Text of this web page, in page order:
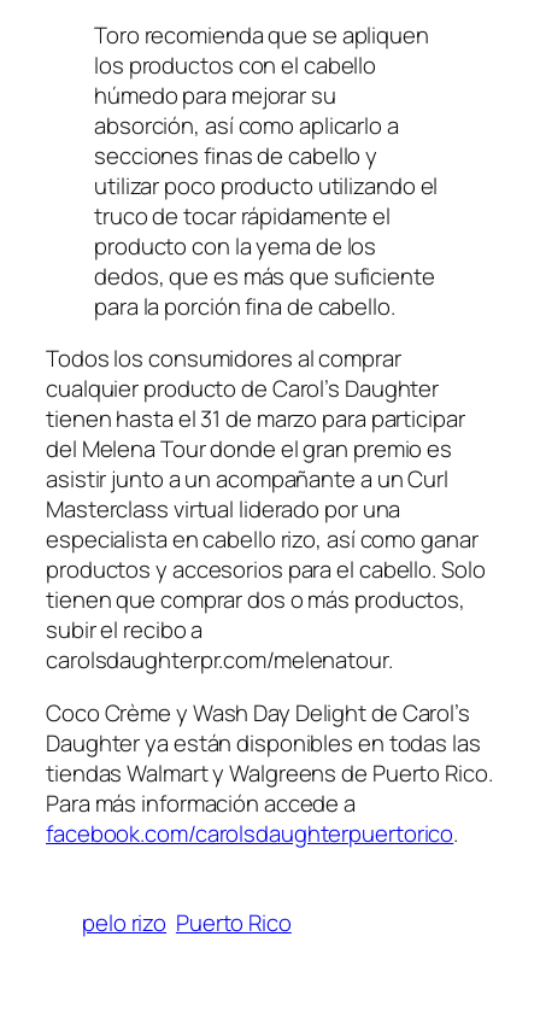
Toro recomienda que se apliquen
los productos con el cabello
húmedo para mejorar su
absorción, así como aplicarlo a
secciones finas de cabello y
utilizar poco producto utilizando el
truco de tocar rápidamente el
producto con la yema de los
dedos, que es más que suficiente
para la porción fina de cabello.
Todos los consumidores al comprar
cualquier producto de Carol’s Daughter
tienen hasta el 31 de marzo para participar
del Melena Tour donde el gran premio es
asistir junto a un acompañante a un Curl
Masterclass virtual liderado por una
especialista en cabello rizo, así como ganar
productos y accesorios para el cabello. Solo
tienen que comprar dos o más productos,
subir el recibo a
carolsdaughterpr.com/melenatour.
Coco Crème y Wash Day Delight de Carol’s
Daughter ya están disponibles en todas las
tiendas Walmart y Walgreens de Puerto Rico.
Para más información accede a
facebook.com/carolsdaughterpuertorico.
pelo rizo Puerto Rico